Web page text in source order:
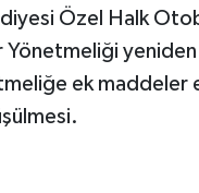
Özel Halk
Yönetmeliği
ek maddeler